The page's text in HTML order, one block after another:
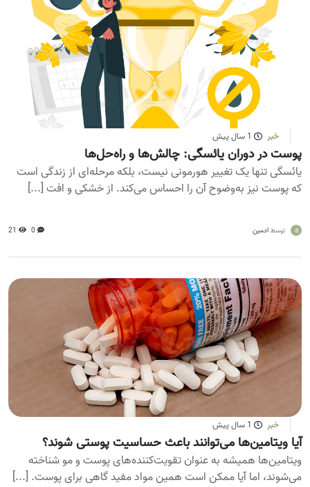
خبر 1 سال پیش
پوست در دوران یائسگی: چالش‌ها و راه‌حل‌ها
یائسگی تنها یک تغییر هورمونی نیست، بلکه مرحله‌ای از زندگی است
که پوست نیز به‌وضوح آن را احساس می‌کند. از خشکی و افت [...]
a توسط ادمین 0
21
خبر 1 سال پیش
آیا ویتامین‌ها می‌توانند باعث حساسیت پوستی شوند؟
ویتامین‌ها همیشه به عنوان تقویت‌کننده‌های پوست و مو شناخته
می‌شوند، اما آیا ممکن است همین مواد مفید گاهی برای پوست. [...]